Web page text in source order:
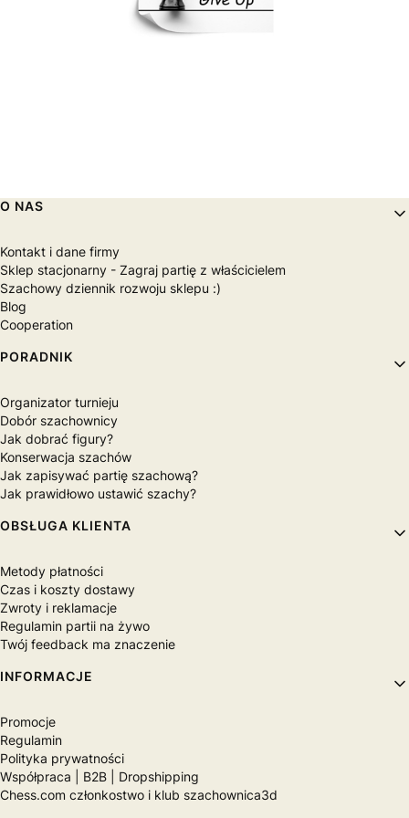
Akcesoria szachowe
Szachowe Panele tapicerowane
Plakaty szachowe
Fototapety szachowe
Obrazy na płótnie Canvas szachowe
Linki w stopce
O NAS
Kontakt i dane firmy
Sklep stacjonarny - Zagraj partię z właścicielem
Szachowy dziennik rozwoju sklepu :)
Blog
Cooperation
PORADNIK
Organizator turnieju
Dobór szachownicy
Jak dobrać figury?
Konserwacja szachów
Jak zapisywać partię szachową?
Jak prawidłowo ustawić szachy?
OBSŁUGA KLIENTA
Metody płatności
Czas i koszty dostawy
Zwroty i reklamacje
Regulamin partii na żywo
Twój feedback ma znaczenie
INFORMACJE
Promocje
Regulamin
Polityka prywatności
Współpraca | B2B | Dropshipping
Chess.com członkostwo i klub szachownica3d